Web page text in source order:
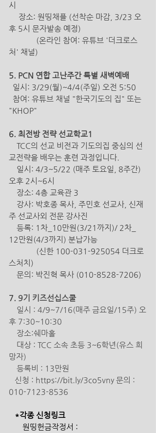
시
후 5시 문자발송 예정)
처' 채널)
5. PCN 연합 고난주간 특별 새벽예배
  일시: 3/29(월)~4/4(주일) 오전 5:50
"KHOP"
6. 최전방 전략 선교학교1
교전략을 배우는 훈련 과정입니다.
오후 2시~6시
    장소: 4층 교육관 3
주 선교사외 전문 강사진
12만원(4/3까지) 분납가능
스처치)
    문의: 박진혁 목사 (010-8528-7206)
7. 9기 키즈선십스쿨
일시 : 4/9~7/16(매주 금요일/15주) 오
후 7:30~10:30
    장소:쉐마홀
망자)
    등록비 : 13만원
신청 : https://bit.ly/3co5vny 문의 :
010-7123-8536
   *각종 신청링크